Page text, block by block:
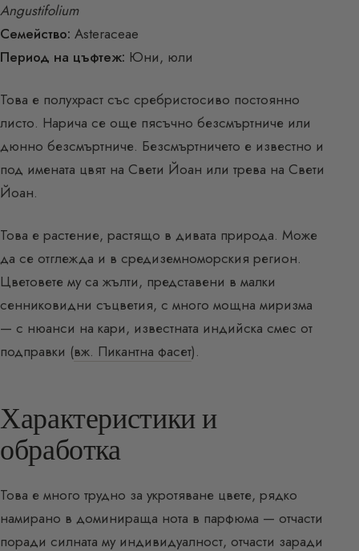
Angustifolium
Семейство: Asteraceae
Период на цъфтеж: Юни, юли
Това е полухраст със сребристосиво постоянно
листо. Нарича се още пясъчно безсмъртниче или
дюнно безсмъртниче. Безсмъртничето е известно и
под имената цвят на Свети Йоан или трева на Свети
Йоан.
Това е растение, растящо в дивата природа. Може
да се отглежда и в средиземноморския регион.
Цветовете му са жълти, представени в малки
сенниковидни съцветия, с много мощна миризма
— с нюанси на кари, известната индийска смес от
подправки (вж. Пикантна фасет).
Характеристики и
обработка
Това е много трудно за укротяване цвете, рядко
намирано в доминираща нота в парфюма — отчасти
поради силната му индивидуалност, отчасти заради